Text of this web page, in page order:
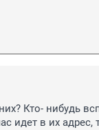
Кто- нибудь
идет в их адрес,